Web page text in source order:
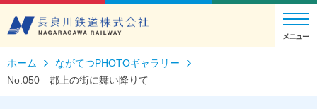
ホーム
ながてつPHOTOギャラリー
No.050 郡上の街に舞い降りて